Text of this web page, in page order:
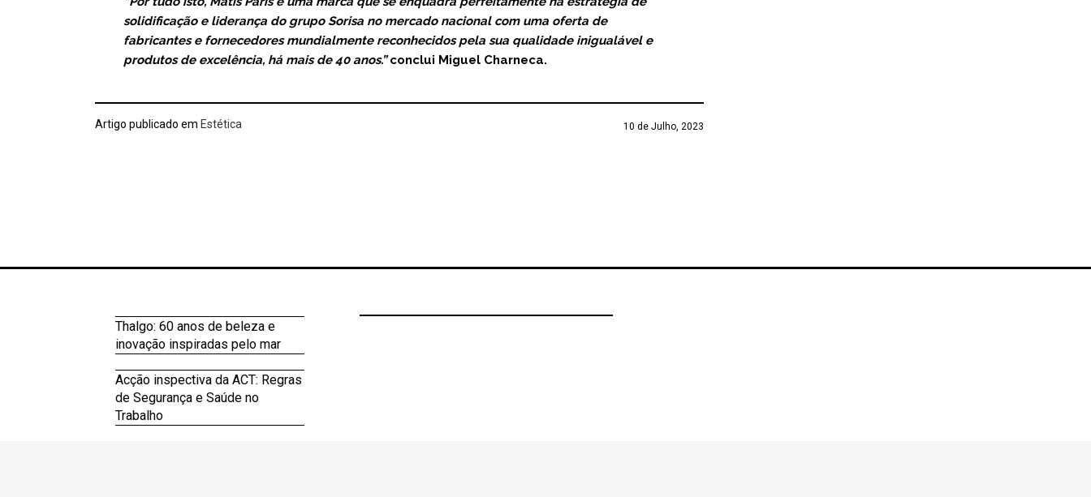
solidificação e liderança do grupo Sorisa no mercado nacional com uma oferta de
fabricantes e fornecedores mundialmente reconhecidos pela sua qualidade inigualável e
produtos de excelência, há mais de 40 anos.”conclui Miguel Charneca.
Artigo publicado em Estética 10 de Julho, 2023
Thalgo: 60 anos de beleza e
inovação inspiradas pelo mar
Acção inspectiva da ACT: Regras
de Segurança e Saúde no
Trabalho